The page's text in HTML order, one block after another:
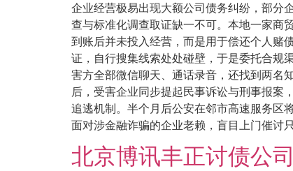
企业经营极易出现大额公司债务纠纷，部分
查与标准化调查取证缺一不可。本地一家商
到账后并未投入经营，而是用于偿还个人赌
证，自行搜集线索处处碰壁，于是委托合规
害方全部微信聊天、通话录音，还找到两名
后，受害企业同步提起民事诉讼与刑事报案
追逃机制。半个月后公安在邻市高速服务区
面对涉金融诈骗的企业老赖，盲目上门催讨
北京博讯丰正讨债公